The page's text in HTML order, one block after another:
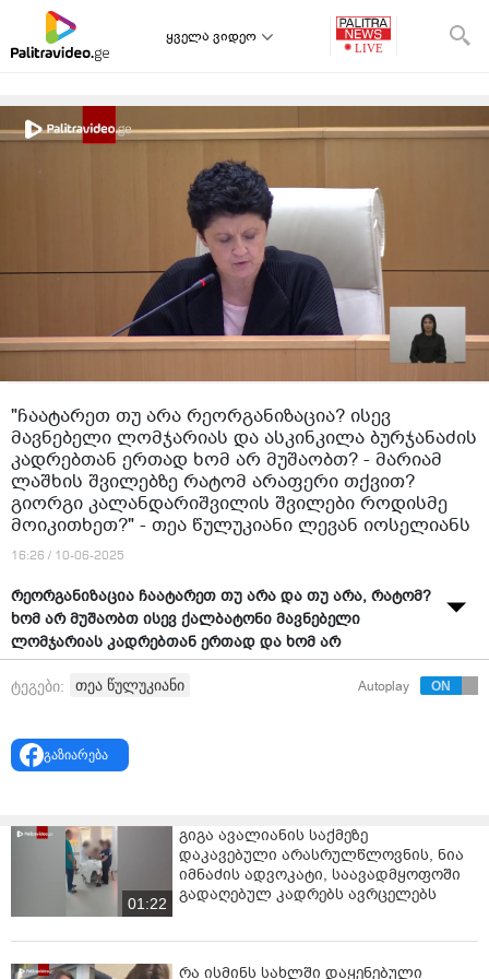
ყველა ვიდეო
"ჩაატარეთ თუ არა რეორგანიზაცია? ისევ
მავნებელი ლომჯარიას და ასკინკილა ბურჯანაძის
კადრებთან ერთად ხომ არ მუშაობთ? - მარიამ
ლაშხის შვილებზე რატომ არაფერი თქვით?
გიორგი კალანდარიშვილის შვილები როდისმე
მოიკითხეთ?" - თეა წულუკიანი ლევან იოსელიანს
16:26 / 10-06-2025
რეორგანიზაცია ჩაატარეთ თუ არა და თუ არა, რატომ?
ხომ არ მუშაობთ ისევ ქალბატონი მავნებელი
ლომჯარიას კადრებთან ერთად და ხომ არ
გვამყოფებთ მათ იმედზე, რომ თურმე ჩვენი უფლებები
იქნება დაცული და ასკინკილა ბურჯანაძის
რომლებსაც ეჩვენებათ, რომ დეესკალაციის ოთახებში,
დღევანდელ ქართულ ციხეებში არაადამიანური
წულუკიანმა, სახალხო დამცველს, ლევან იოსელიანს,
რომელმაც პარლამენტში ყოველწლიური ანგარიში
წარადგინა.
როგორც წულუკიანმა აღნიშნა, შესაძლოა, ანგარიშში
ტეგები: თეა წულუკიანი Autoplay
გაზიარება
01:22
გიგა ავალიანის საქმეზე
დაკავებული არასრულწლოვნის, ნია
იმნაძის ადვოკატი, საავადმყოფოში
გადაღებულ კადრებს ავრცელებს
რა ისმინს სახლში დაყენებული